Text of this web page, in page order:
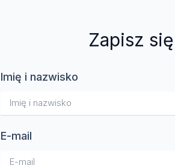
Zapisz
Imię i nazwisko
E-mail